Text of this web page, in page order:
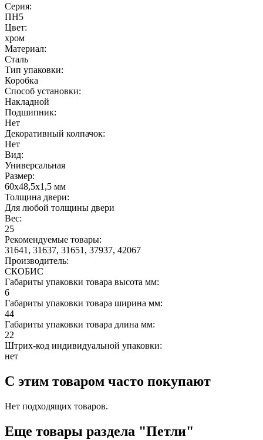
Серия:
ПН5
Цвет:
хром
Материал:
Сталь
Тип упаковки:
Коробка
Способ установки:
Накладной
Подшипник:
Нет
Декоративный колпачок:
Нет
Вид:
Универсальная
Размер:
60x48,5x1,5 мм
Толщина двери:
Для любой толщины двери
Вес:
25
Рекомендуемые товары:
31641, 31637, 31651, 37937, 42067
Производитель:
СКОБИС
Габариты упаковки товара высота мм:
6
Габариты упаковки товара ширина мм:
44
Габариты упаковки товара длина мм:
22
Штрих-код индивидуальной упаковки:
нет
С этим товаром часто покупают
Нет подходящих товаров.
Еще товары раздела "Петли"